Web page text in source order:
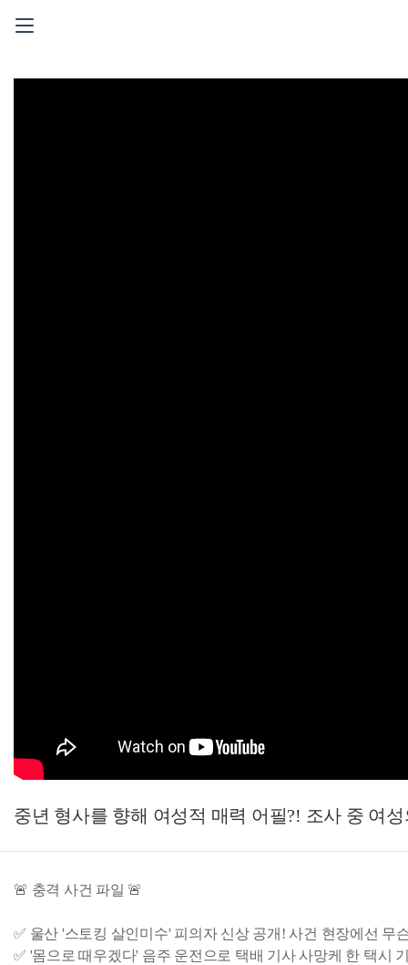
중년 형사를 향해 여성적 매력 어필?! 조사 중 여
🚨 충격 사건 파일 🚨
✅ 울산 '스토킹 살인미수' 피의자 신상 공개! 사건 현장에선 무
✅ '몸으로 때우겠다' 음주 운전으로 택배 기사 사망케 한 택시